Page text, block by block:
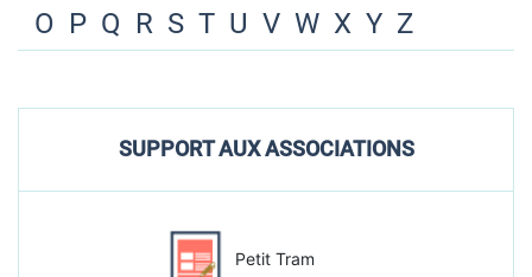
O P Q R S T U V W X Y Z
SUPPORT AUX ASSOCIATIONS
Petit Tram